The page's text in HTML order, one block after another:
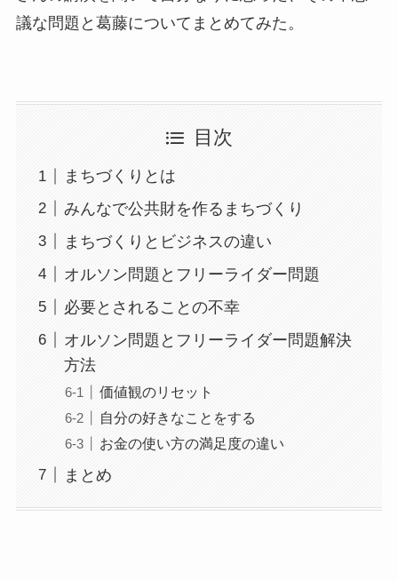
議な問題と葛藤についてまとめてみた。
目次
まちづくりとは
みんなで公共財を作るまちづくり
まちづくりとビジネスの違い
オルソン問題とフリーライダー問題
必要とされることの不幸
オルソン問題とフリーライダー問題解決
方法
価値観のリセット
自分の好きなことをする
お金の使い方の満足度の違い
まとめ